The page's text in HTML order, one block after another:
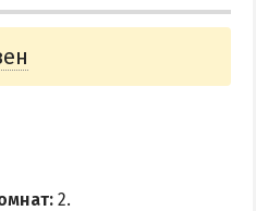
Азовском море
море
2.